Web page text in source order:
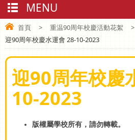
MENU
首頁 > 重温90周年校慶活動花絮
>
迎90周年校慶水運會 28-10-2023
迎90周年校慶
10-2023
版權屬學校所有，請勿轉載。